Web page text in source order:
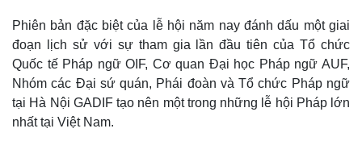
Thế giới
Quan sát
Multimedia
Phiên bản đặc biệt của lễ hội năm nay đánh dấu một giai
đoạn lịch sử với sự tham gia lần đầu tiên của Tổ chức
Quốc tế Pháp ngữ OIF, Cơ quan Đại học Pháp ngữ AUF,
Nhóm các Đại sứ quán, Phái đoàn và Tổ chức Pháp ngữ
tại Hà Nội GADIF tạo nên một trong những lễ hội Pháp lớn
nhất tại Việt Nam.